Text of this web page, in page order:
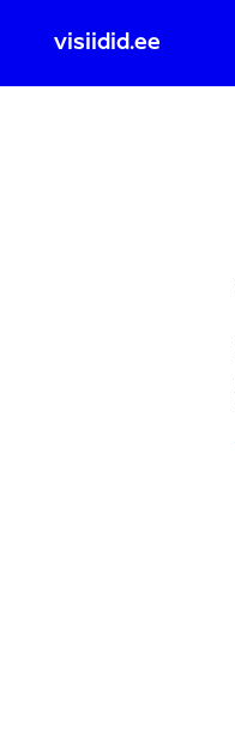
visiidid.ee